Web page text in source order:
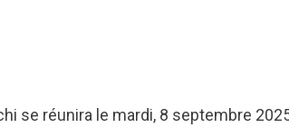
se réunira le mardi, 8 septembre